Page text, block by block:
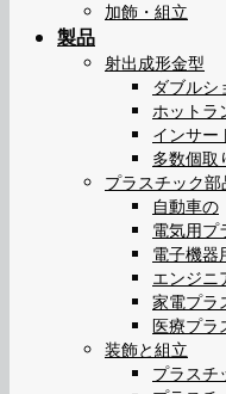
加飾・組立
製品
射出成形金型
ダブルシ
ホットラ
インサー
多数個取
プラスチック部
自動車の
電気用プ
電子機器
エンジニ
家電プラ
医療プラ
装飾と組立
プラスチ